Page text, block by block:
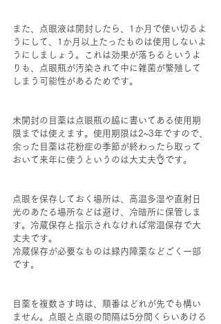
また、点眼液は開封したら、1か月で使い切るよ
うにして、1か月以上たったものは使用しないよ
うにしましょう。これは効果が落ちるというよ
りも、点眼瓶が汚染されて中に雑菌が繁殖して
しまう可能性があるためです。
未開封の目薬は点眼瓶の脇に書いてある使用期
限までは使えます。使用期限は2~3年ですので、
余った目薬は花粉症の季節が終わったら取って
おいて来年に使うというのは大丈夫👌です。
点眼を保存しておく場所は、高温多湿や直射日
光のあたる場所などは避け、冷暗所に保管しま
す。冷蔵保存と指示されなければ常温保存で大
丈夫です。
冷蔵保存が必要なものは緑内障薬などごく一部
です。
目薬を複数さす時は、順番はどれが先でも構い
ません。点眼と点眼の間隔は5分間くらいあける